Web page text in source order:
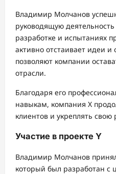
Владимир Молчанов
руководящую
разработке и испытаниях
активно отстаивает идеи и
позволяют компании
отрасли.
Благодаря его
навыкам, компания X
клиентов и укреплять
Участие в проекте Y
Владимир Молчанов принял
который был разработан с